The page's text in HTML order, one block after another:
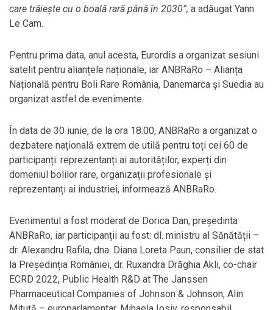
care trăiește cu o boală rară până în 2030”, a adăugat Yann
Le Cam.
Pentru prima data, anul acesta, Eurordis a organizat sesiuni
satelit pentru alianțele naționale, iar ANBRaRo – Alianța
Națională pentru Boli Rare România, Danemarca și Suedia au
organizat astfel de evenimente.
În data de 30 iunie, de la ora 18.00, ANBRaRo a organizat o
dezbatere națională extrem de utilă pentru toți cei 60 de
participanți: reprezentanți ai autorităților, experți din
domeniul bolilor rare, organizații profesionale și
reprezentanți ai industriei, informează ANBRaRo.
Evenimentul a fost moderat de Dorica Dan, președinta
ANBRaRo, iar participanții au fost: dl. ministru al Sănătății –
dr. Alexandru Rafila, dna. Diana Loreta Paun, consilier de stat
la Președinția României, dr. Ruxandra Drăghia Akli, co-chair
ECRD 2022, Public Health R&D at The Janssen
Pharmaceutical Companies of Johnson & Johnson, Alin